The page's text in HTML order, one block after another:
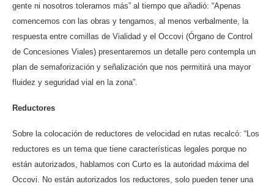
gente ni nosotros toleramos más” al tiempo que añadió: “Apenas
comencemos con las obras y tengamos, al menos verbalmente, la
respuesta entre comillas de Vialidad y el Occovi (Órgano de Control
de Concesiones Viales) presentaremos un detalle pero contempla un
plan de semaforización y señalización que nos permitirá una mayor
fluidez y seguridad vial en la zona”.
Reductores
Sobre la colocación de reductores de velocidad en rutas recalcó: “Los
reductores es un tema que tiene características legales porque no
están autorizados, hablamos con Curto es la autoridad máxima del
Occovi. No están autorizados los reductores, solo pueden tener una